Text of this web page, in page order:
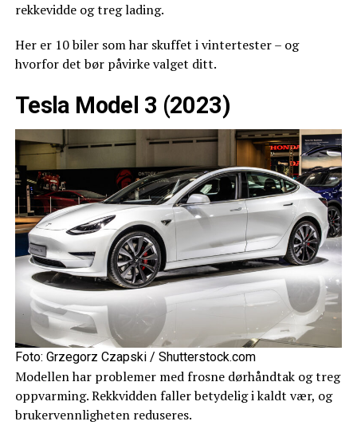
rekkevidde og treg lading.
Her er 10 biler som har skuffet i vintertester – og
hvorfor det bør påvirke valget ditt.
Tesla Model 3 (2023)
Foto: Grzegorz Czapski / Shutterstock.com
Modellen har problemer med frosne dørhåndtak og treg
oppvarming. Rekkvidden faller betydelig i kaldt vær, og
brukervennligheten reduseres.